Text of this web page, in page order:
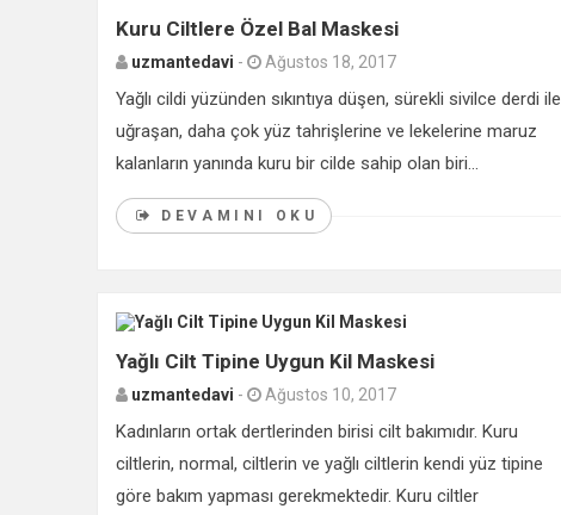
Kuru Ciltlere Özel Bal Maskesi
uzmantedavi - Ağustos 18, 2017
Yağlı cildi yüzünden sıkıntıya düşen, sürekli sivilce derdi ile
uğraşan, daha çok yüz tahrişlerine ve lekelerine maruz
kalanların yanında kuru bir cilde sahip olan biri...
DEVAMINI OKU
Yağlı Cilt Tipine Uygun Kil Maskesi
uzmantedavi - Ağustos 10, 2017
Kadınların ortak dertlerinden birisi cilt bakımıdır. Kuru
ciltlerin, normal, ciltlerin ve yağlı ciltlerin kendi yüz tipine
göre bakım yapması gerekmektedir. Kuru ciltler